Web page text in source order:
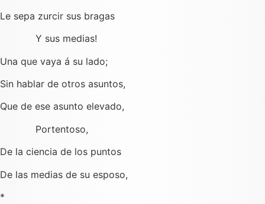
Le sepa zurcir sus bragas
Y sus medias!
Una que vaya á su lado;
Sin hablar de otros asuntos,
Que de ese asunto elevado,
Portentoso,
De la ciencia de los puntos
De las medias de su esposo,
*